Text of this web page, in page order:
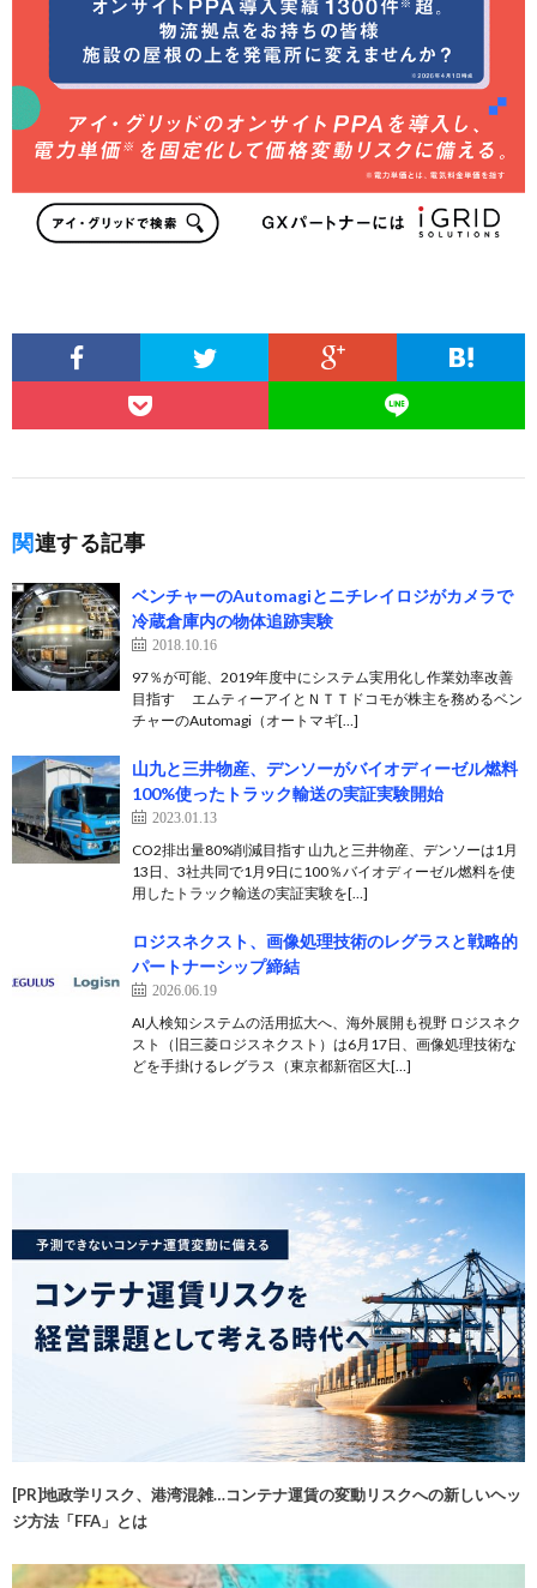
関連する記事
ベンチャーのAutomagiとニチレイロジがカメラで
冷蔵倉庫内の物体追跡実験
2018.10.16
97％が可能、2019年度中にシステム実用化し作業効率改善
目指す エムティーアイとＮＴＴドコモが株主を務めるベン
チャーのAutomagi（オートマギ[…]
山九と三井物産、デンソーがバイオディーゼル燃料
100%使ったトラック輸送の実証実験開始
2023.01.13
CO2排出量80%削減目指す 山九と三井物産、デンソーは1月
13日、3社共同で1月9日に100％バイオディーゼル燃料を使
用したトラック輸送の実証実験を[…]
ロジスネクスト、画像処理技術のレグラスと戦略的
パートナーシップ締結
2026.06.19
AI人検知システムの活用拡大へ、海外展開も視野 ロジスネク
スト（旧三菱ロジスネクスト）は6月17日、画像処理技術な
どを手掛けるレグラス（東京都新宿区大[…]
[PR]地政学リスク、港湾混雑…コンテナ運賃の変動リスクへの新しいヘッ
ジ方法「FFA」とは